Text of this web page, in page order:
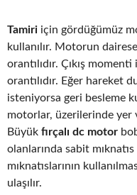
Tamiri için gördüğümüz
kullanılır. Motorun
orantılıdır. Çıkış
orantılıdır. Eğer hareket
isteniyorsa geri besleme
motorlar, üzerilerinde yer
Büyük fırçalı dc motor
olanlarında sabit
mıknatıslarının
ulaşılır.